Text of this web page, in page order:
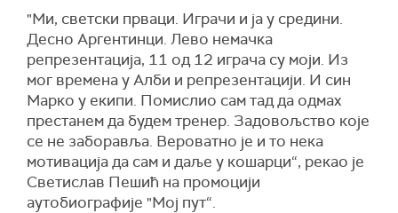
"Ми, светски прваци. Играчи и ја у средини.
Десно Аргентинци. Лево немачка
репрезентација, 11 од 12 играча су моји. Из
мог времена у Алби и репрезентацији. И син
Марко у екипи. Помислио сам тад да одмах
престанем да будем тренер. Задовољство које
се не заборавља. Вероватно је и то нека
мотивација да сам и даље у кошарци“, рекао је
Светислав Пешић на промоцији
аутобиографије "Мој пут“.